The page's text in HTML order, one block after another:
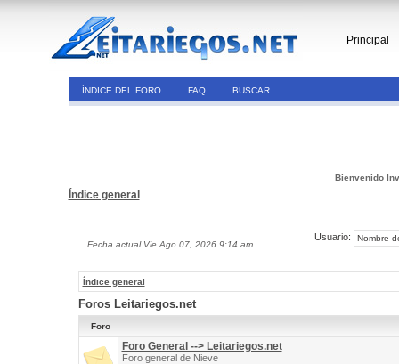
Principal
ÍNDICE DEL FORO FAQ BUSCAR
Bienvenido
Índice general
Fecha actual Vie Ago 07, 2026 9:14 am
Usuario:
Índice general
Foros Leitariegos.net
Foro
Foro General --> Leitariegos.net
Foro general de Nieve